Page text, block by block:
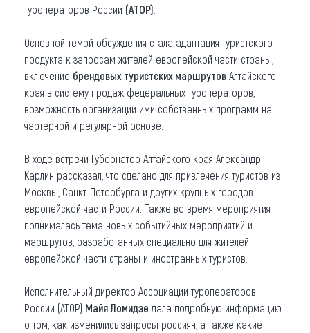
туроператоров России (АТОР)
Основной темой обсуждения стала адаптация туристского
продукта к запросам жителей европейской части страны,
включение брендовых туристских маршрутов Алтайского
края в систему продаж федеральных туроператоров,
возможность организации ими собственных программ на
чартерной и регулярной основе.
В ходе встречи Губернатор Алтайского края Александр
Карлин рассказал, что сделано для привлечения туристов из
Москвы, Санкт-Петербурга и других крупных городов
европейской части России. Также во время мероприятия
поднималась тема новых событийных мероприятий и
маршрутов, разработанных специально для жителей
европейской части страны и иностранных туристов.
Исполнительный директор Ассоциации туроператоров
России (АТОР) Майя Ломидзе дала подробную информацию
о том, как изменились запросы россиян, а также какие